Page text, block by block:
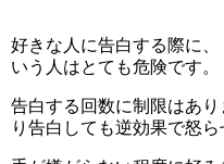
好きな人に告白する際に
いう人はとても危険です。
告白する回数に制限はあ
り告白しても逆効果で怒